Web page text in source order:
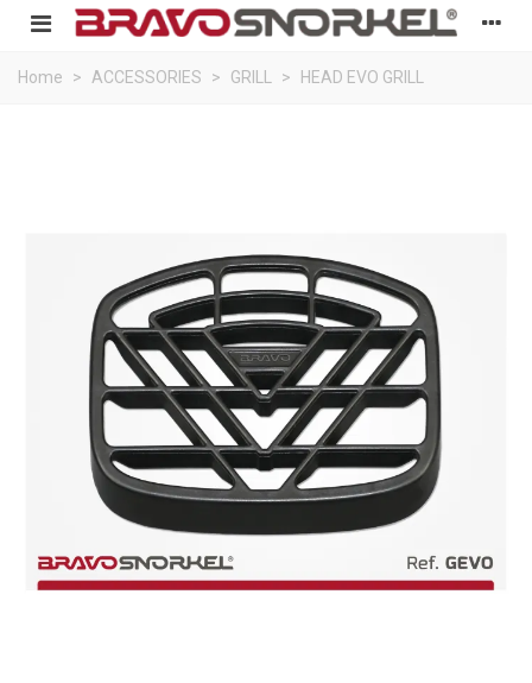
Home > ACCESSORIES > GRILL > HEAD EVO GRILL